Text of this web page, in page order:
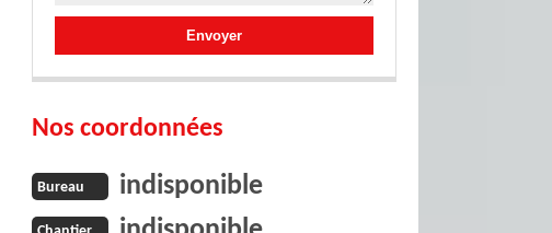
Nos coordonnées
Bureau indisponible